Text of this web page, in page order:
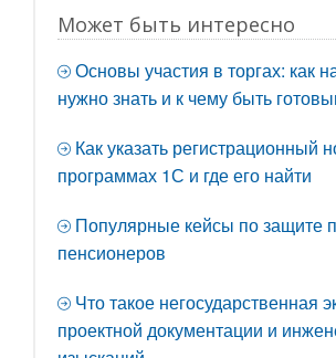
Может быть интересно
Основы участия в торгах: как
нужно знать и к чему быть
Как указать регистрационный
программах 1С и где его найти
Популярные кейсы по защите
пенсионеров
Что такое негосударственная
проектной документации и